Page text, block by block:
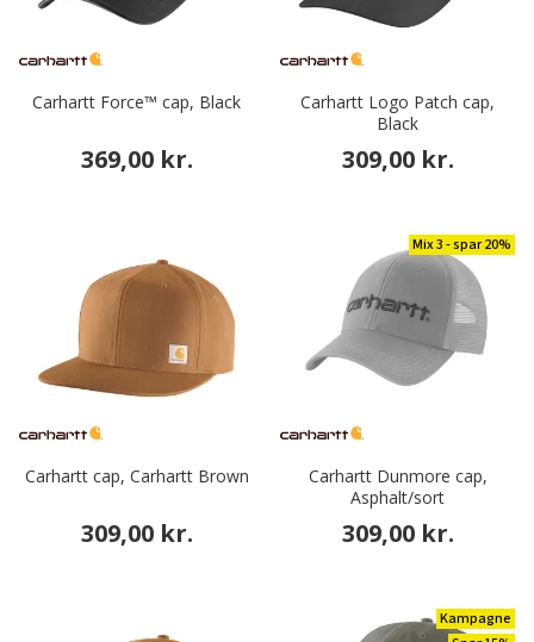
Carhartt Force™ cap, Black
369,00 kr.
Carhartt Logo Patch cap,
Black
309,00 kr.
Carhartt cap, Carhartt Brown
309,00 kr.
Mix 3 - spar 20%
Carhartt Dunmore cap,
Asphalt/sort
309,00 kr.
Kampagne